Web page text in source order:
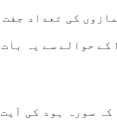
کی تعداد
طاق ہونا لازمی ہے- سورہ